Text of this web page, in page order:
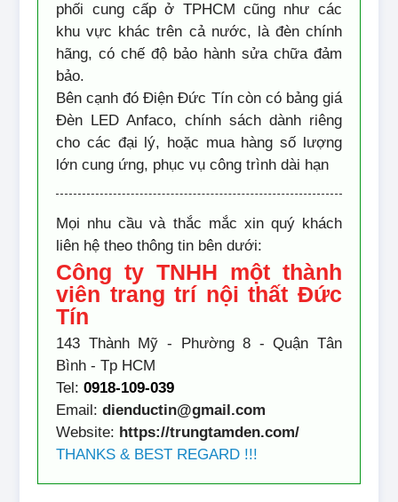
phối cung cấp ở TPHCM cũng như các
khu vực khác trên cả nước, là đèn chính
hãng, có chế độ bảo hành sửa chữa đảm
bảo.
Bên cạnh đó Điện Đức Tín còn có bảng giá
Đèn LED Anfaco, chính sách dành riêng
cho các đại lý, hoặc mua hàng số lượng
lớn cung ứng, phục vụ công trình dài hạn
Mọi nhu cầu và thắc mắc xin quý khách
liên hệ theo thông tin bên dưới:
Công ty TNHH một thành
viên trang trí nội thất Đức
Tín
143 Thành Mỹ - Phường 8 - Quận Tân
Bình - Tp HCM
Tel:0918-109-039
Email:dienductin@gmail.com
Website: https://trungtamden.com/
THANKS & BEST REGARD !!!